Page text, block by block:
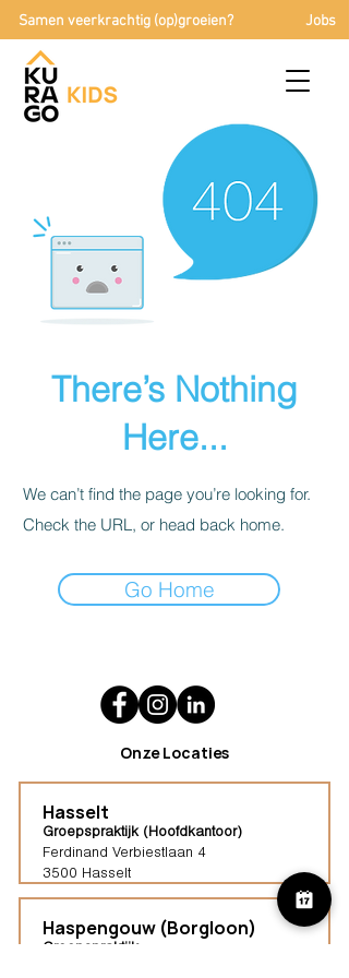
Samen veerkrachtig (op)groeien? Jobs
There’s Nothing
Here...
We can’t find the page you’re looking for.
Check the URL, or head back home.
Go Home
Onze Locaties
Hasselt
Groepspraktijk (Hoofdkantoor)
Ferdinand Verbiestlaan 4
3500 Hasselt
Haspengouw (Borgloon)